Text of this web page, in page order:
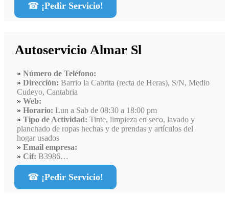
☎ ¡Pedir Servicio!
Autoservicio Almar Sl
Número de Teléfono:
Dirección: Barrio la Cabrita (recta de Heras), S/N, Medio
Cudeyo, Cantabria
Web:
Horario: Lun a Sab de 08:30 a 18:00 pm
Tipo de Actividad: Tinte, limpieza en seco, lavado y
planchado de ropas hechas y de prendas y artículos del
hogar usados
Email empresa:
Cif: B3986…
☎ ¡Pedir Servicio!